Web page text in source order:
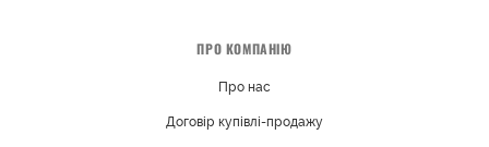
ПРО КОМПАНІЮ
Про нас
Договір купівлі-продажу